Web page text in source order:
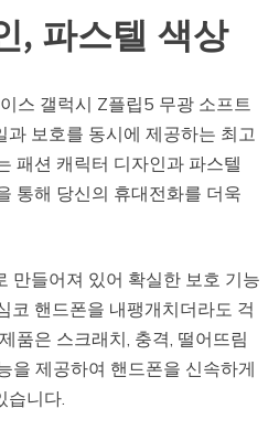
, 파스텔 색상
스 갤럭시 Z플립5 무광 소프트
보호를 동시에 제공하는 최고
패션 캐릭터 디자인과 파스텔
통해 당신의 휴대전화를 더욱
만들어져 있어 확실한 보호 기능
코 핸드폰을 내팽개치더라도 걱
품은 스크래치, 충격, 떨어뜨림
을 제공하여 핸드폰을 신속하게
습니다.